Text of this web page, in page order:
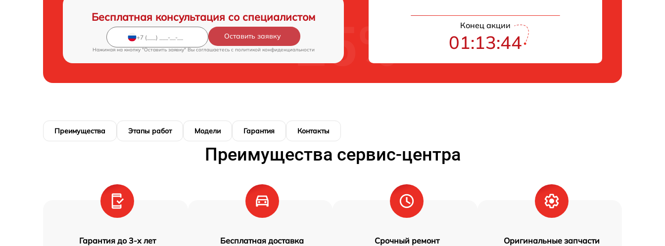
Бесплатная консультация со специалистом
Оставить заявку
Нажимая на кнопку "Оставить заявку" Вы соглашаетесь c политикой конфиденциальности
Конец акции
01:13:43
Преимущества Этапы работ Модели Гарантия Контакты
Преимущества сервис-центра
Гарантия до 3-х лет Бесплатная доставка Срочный ремонт Оригинальные запчасти